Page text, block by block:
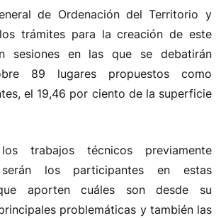
de Ordenación del Territorio y
trámites para la creación de este
sesiones en las que se debatirán
89 lugares propuestos como
el 19,46 por ciento de la superficie
trabajos técnicos previamente
serán los participantes en estas
aporten cuáles son desde su
problemáticas y también las